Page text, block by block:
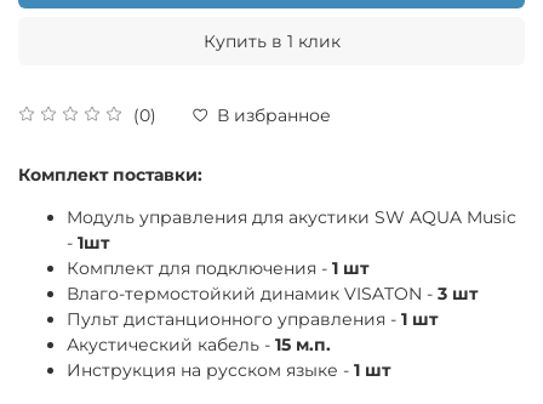
(0) В избранное
Купить в 1 клик
Комплект поставки:
Модуль управления для акустики SW AQUA Music
- 1шт
Комплект для подключения - 1 шт
Влаго-термостойкий динамик VISATON - 3 шт
Пульт дистанционного управления - 1 шт
Акустический кабель - 15 м.п.
Инструкция на русском языке - 1 шт